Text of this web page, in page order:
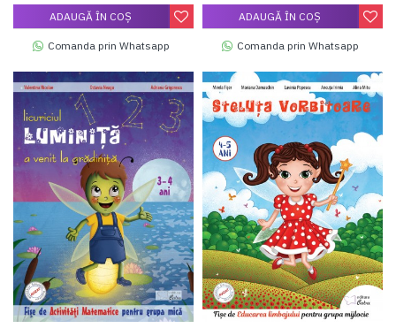
ADAUGĂ ÎN COŞ
Comanda prin Whatsapp
ADAUGĂ ÎN COŞ
Comanda prin Whatsapp